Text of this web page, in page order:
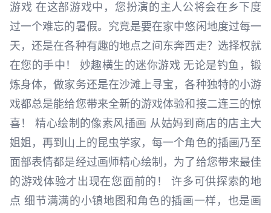
游戏 在这部游戏中，您扮演的主人公将会在乡下度
过一个难忘的暑假。究竟是要在家中悠闲地度过每一
天，还是在各种有趣的地点之间东奔西走？选择权就
在您的手中！ 妙趣横生的迷你游戏 无论是钓鱼，锻
炼身体，做家务还是在沙滩上寻宝，各种独特的小游
戏都总是能给您带来全新的游戏体验和接二连三的惊
喜！ 精心绘制的像素风插画 从姑妈到商店的店主大
姐姐，再到山上的昆虫学家，每一个角色的插画乃至
面部表情都是经过画师精心绘制，为了给您带来最佳
的游戏体验才出现在您面前的！ 许多可供探索的地
点 细节满满的小镇地图和角色的插画一样，也是画